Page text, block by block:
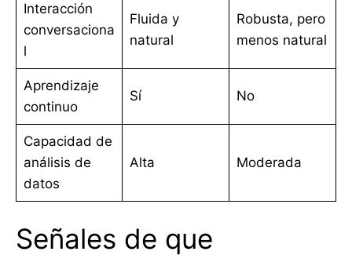
Interacción
conversaciona
l
Fluida y
natural
Robusta, pero
menos natural
Aprendizaje
continuo
Sí No
Capacidad de
análisis de
datos
Alta Moderada
Señales de que